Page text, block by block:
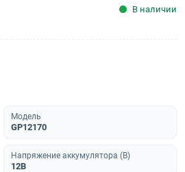
В наличии
Модель
GP12170
Напряжение аккумулятора (В)
12В